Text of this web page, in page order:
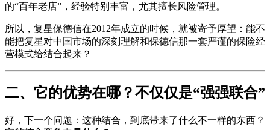
的“百年老店”，经验特别丰富，尤其擅长风险管理。
所以，复星保德信在2012年成立的时候，就被寄予厚望：能不
能把复星对中国市场的深刻理解和保德信那一套严谨的保险经
营模式给结合起来？
二、它的优势在哪？不仅仅是“强强联合”
好，下一个问题：这种结合，到底带来了什么不一样的东西？